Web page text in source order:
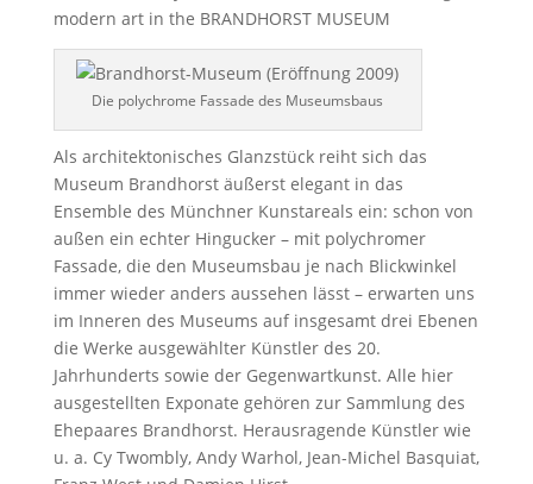
modern art in the BRANDHORST MUSEUM
Die polychrome Fassade des Museumsbaus
Als architektonisches Glanzstück reiht sich das
Museum Brandhorst äußerst elegant in das
Ensemble des Münchner Kunstareals ein: schon von
außen ein echter Hingucker – mit polychromer
Fassade, die den Museumsbau je nach Blickwinkel
immer wieder anders aussehen lässt – erwarten uns
im Inneren des Museums auf insgesamt drei Ebenen
die Werke ausgewählter Künstler des 20.
Jahrhunderts sowie der Gegenwartkunst. Alle hier
ausgestellten Exponate gehören zur Sammlung des
Ehepaares Brandhorst. Herausragende Künstler wie
u. a. Cy Twombly, Andy Warhol, Jean-Michel Basquiat,